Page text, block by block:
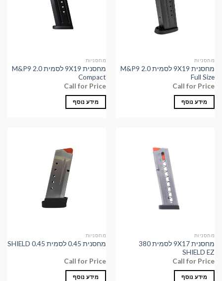
מחסניות
מחסנית 9X19 לסמית M&P9 2.0
Full Size
Call for Price
מידע נוסף
מחסניות
מחסנית 9X19 לסמית M&P9 2.0
Compact
Call for Price
מידע נוסף
מחסניות
מחסנית 9X17 לסמית 380
SHIELD EZ
Call for Price
מידע נוסף
מחסניות
מחסנית 0.45 לסמית SHIELD 0.45
Call for Price
מידע נוסף